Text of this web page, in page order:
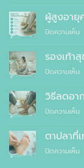
คุ
ตัด
ร
ทั่
ผู้สูงอายุ
ปิดความเห็นบน
ค
ไ
รองเท้า
ปิดความเห็นบน
ร
อ
วิธีลดอา
ปิดความเห็นบน
ป
ตาปลาที่
ปิดความเห็นบน